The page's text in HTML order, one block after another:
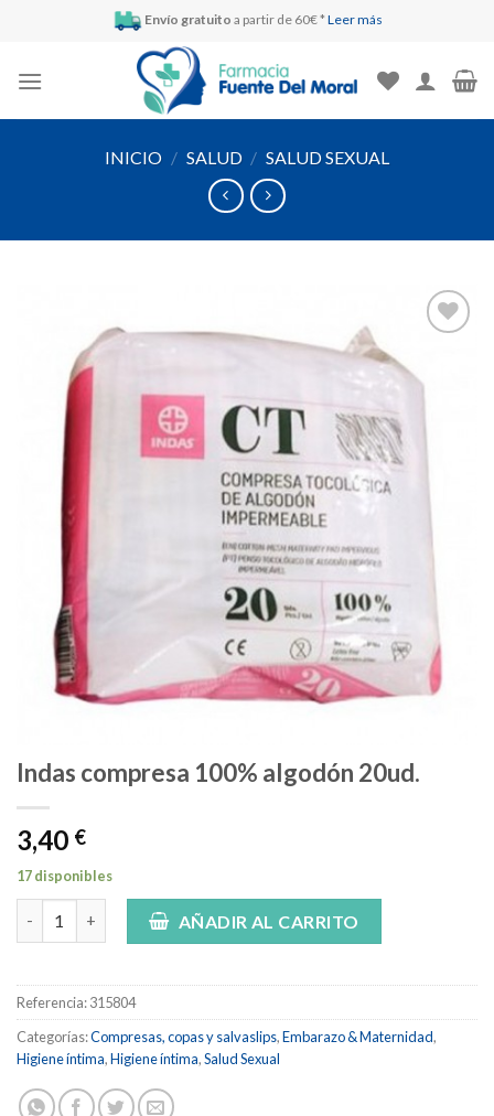
Envío gratuito a partir de 60€ * Leer más
INICIO / SALUD / SALUD SEXUAL
Indas compresa 100% algodón 20ud.
3,40 €
17 disponibles
Indas compresa 100% algodón 20ud. cantidad
AÑADIR AL CARRITO
Referencia:315804
Categorías:Compresas, copas y salvaslips,Embarazo & Maternidad,
Higiene íntima,Higiene íntima,Salud Sexual